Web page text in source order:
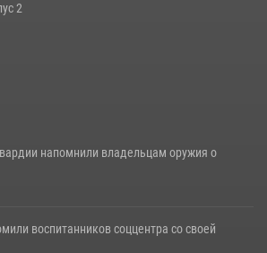
2
напомнили владельцам оружия о
воспитанников соццентра со своей